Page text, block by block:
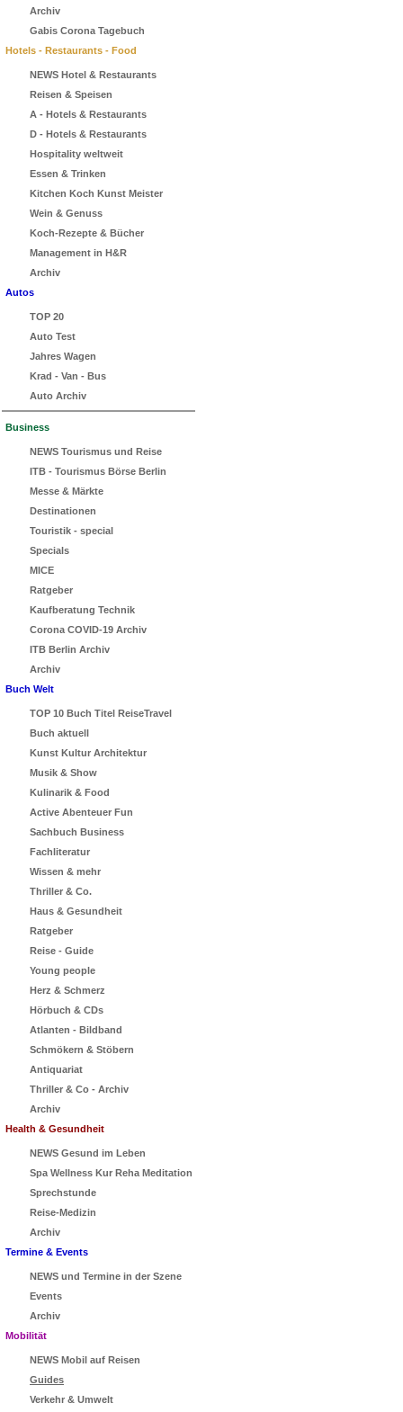
Archiv
Gabis Corona Tagebuch
Hotels - Restaurants - Food
NEWS Hotel & Restaurants
Reisen & Speisen
A - Hotels & Restaurants
D - Hotels & Restaurants
Hospitality weltweit
Essen & Trinken
Kitchen Koch Kunst Meister
Wein & Genuss
Koch-Rezepte & Bücher
Management in H&R
Archiv
Autos
TOP 20
Auto Test
Jahres Wagen
Krad - Van - Bus
Auto Archiv
Business
NEWS Tourismus und Reise
ITB - Tourismus Börse Berlin
Messe & Märkte
Destinationen
Touristik - special
Specials
MICE
Ratgeber
Kaufberatung Technik
Corona COVID-19 Archiv
ITB Berlin Archiv
Archiv
Buch Welt
TOP 10 Buch Titel ReiseTravel
Buch aktuell
Kunst Kultur Architektur
Musik & Show
Kulinarik & Food
Active Abenteuer Fun
Sachbuch Business
Fachliteratur
Wissen & mehr
Thriller & Co.
Haus & Gesundheit
Ratgeber
Reise - Guide
Young people
Herz & Schmerz
Hörbuch & CDs
Atlanten - Bildband
Schmökern & Stöbern
Antiquariat
Thriller & Co - Archiv
Archiv
Health & Gesundheit
NEWS Gesund im Leben
Spa Wellness Kur Reha Meditation
Sprechstunde
Reise-Medizin
Archiv
Termine & Events
NEWS und Termine in der Szene
Events
Archiv
Mobilität
NEWS Mobil auf Reisen
Guides
Verkehr & Umwelt